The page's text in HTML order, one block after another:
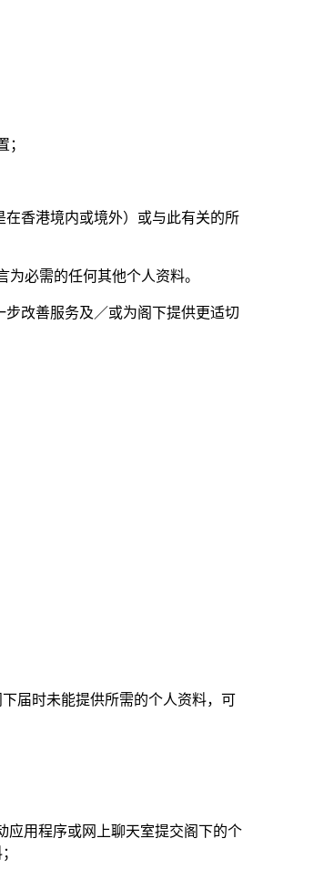
；
在香港境内或境外）或与此有关的所
必需的任何其他个人资料。
改善服务及／或为阁下提供更适切
届时未能提供所需的个人资料，可
应用程序或网上聊天室提交阁下的个